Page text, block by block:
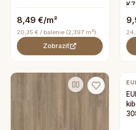
8,49 €/m²
20,35 € / balenie (2,397 m²)
Zobraziť